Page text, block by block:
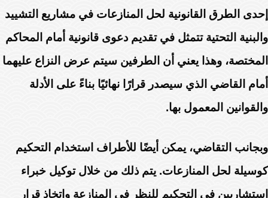
إحدى الطرق القانونية لحل المنازعات في مشاريع التشييد
والبنية التحتية تتمثل في تقديم دعوى قانونية أمام المحاكم
المختصة، وهذا يعني أن الطرفين سيتم عرض النزاع عليهما
أمام القاضي الذي سيصدر قرارًا نهائيًا بناءً على الأدلة
والقوانين المعمول بها.
وبجانب التقاضي، يمكن أيضًا للأطراف استخدام التحكيم
كوسيلة لحل المنازعات. يتم ذلك من خلال توكيل خبراء
استشاريين في التحكيم للنظر في المنازعة واتخاذ قرار